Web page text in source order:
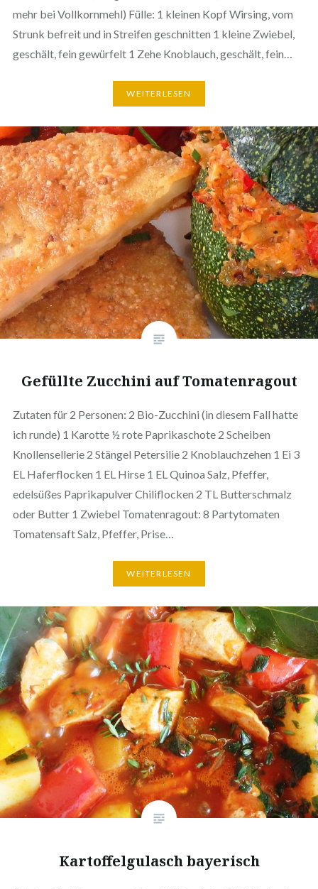
mehr bei Vollkornmehl) Fülle: 1 kleinen Kopf Wirsing, vom
Strunk befreit und in Streifen geschnitten 1 kleine Zwiebel,
geschält, fein gewürfelt 1 Zehe Knoblauch, geschält, fein…
WEITERLESEN
Gefüllte Zucchini auf Tomatenragout
Zutaten für 2 Personen: 2 Bio-Zucchini (in diesem Fall hatte
ich runde) 1 Karotte ½ rote Paprikaschote 2 Scheiben
Knollensellerie 2 Stängel Petersilie 2 Knoblauchzehen 1 Ei 3
EL Haferflocken 1 EL Hirse 1 EL Quinoa Salz, Pfeffer,
edelsüßes Paprikapulver Chiliflocken 2 TL Butterschmalz
oder Butter 1 Zwiebel Tomatenragout: 8 Partytomaten
Tomatensaft Salz, Pfeffer, Prise…
WEITERLESEN
Kartoffelgulasch bayerisch